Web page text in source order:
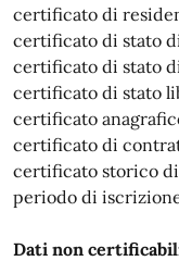
certificato di
certificato di stato
certificato di stato
certificato di stato
certificato
certificato di
certificato storico di
periodo di
Dati non